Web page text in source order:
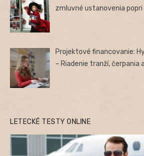
zmluvné ustanovenia
Projektové financovanie:
– Riadenie tranží, čerpania
LETECKÉ TESTY ONLINE